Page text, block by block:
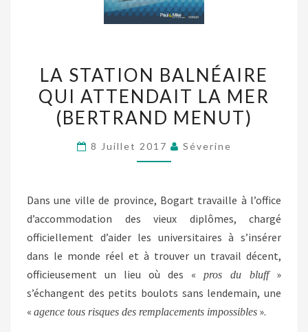
STATION
BALNÉAIRE
QUI
LA
MENUT)
LA STATION BALNÉAIRE
QUI ATTENDAIT LA MER
(BERTRAND MENUT)
8 Juillet 2017 Séverine
Dans une ville de province, Bogart travaille à l’office
d’accommodation des vieux diplômes, chargé
officiellement d’aider les universitaires à s’insérer
dans le monde réel et à trouver un travail décent,
officieusement un lieu où des « pros du bluff»
s’échangent des petits boulots sans lendemain, une
« agence tous risques des remplacements impossibles ».